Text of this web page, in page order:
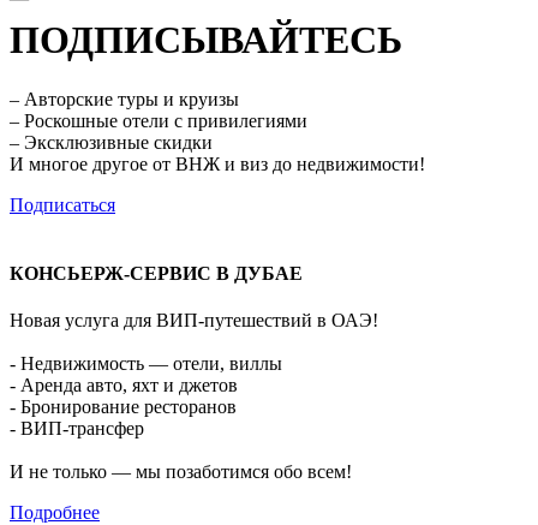
ПОДПИСЫВАЙТЕСЬ
– Авторские туры и круизы
– Роскошные отели с привилегиями
– Эксклюзивные скидки
И многое другое от ВНЖ и виз до недвижимости!
Подписаться
КОНСЬЕРЖ-СЕРВИС В ДУБАЕ
Новая услуга для ВИП-путешествий в ОАЭ!
- Недвижимость — отели, виллы
- Аренда авто, яхт и джетов
- Бронирование ресторанов
- ВИП-трансфер
И не только — мы позаботимся обо всем!
Подробнее